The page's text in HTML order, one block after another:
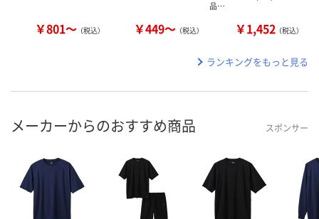
￥801～ （税込） ￥449～ （税込）
品…
￥1,452 （税込）
ランキングをもっと見る
メーカーからのおすすめ商品 スポンサー